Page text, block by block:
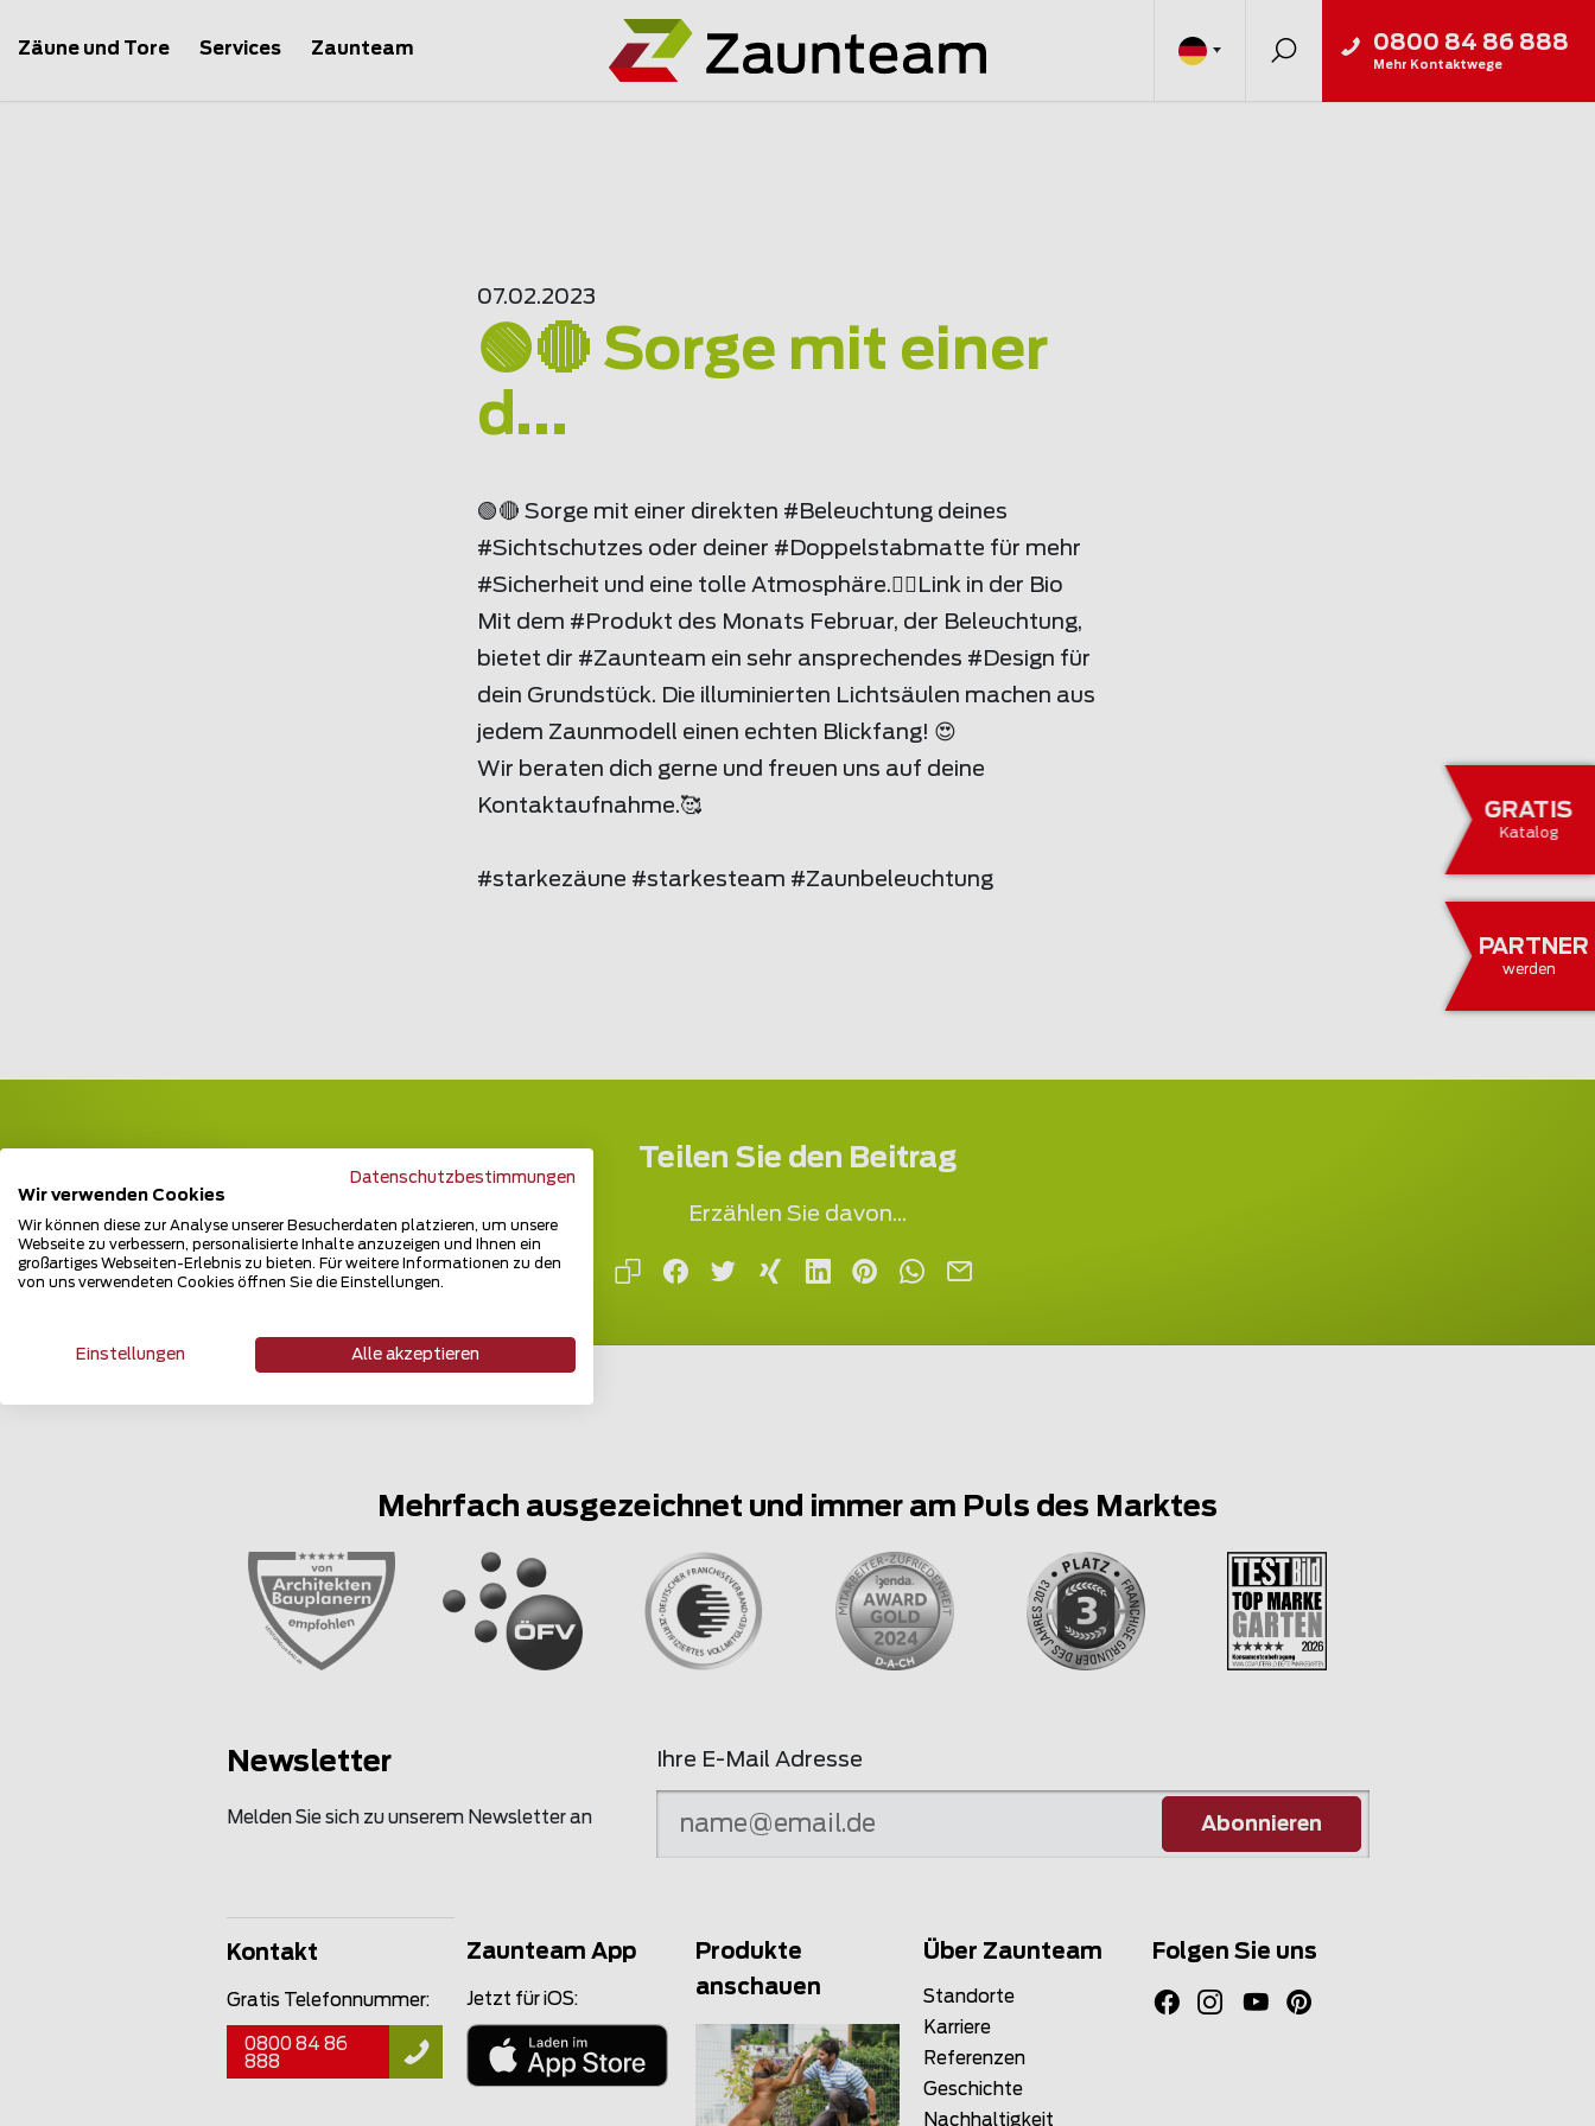
GRATIS
Katalog
PARTNER
werden
Zäune und Tore Services Zaunteam 0800 84 86 888
Mehr Kontaktwege
07.02.2023
🟢🔴 Sorge mit einer
d...
🟢🔴 Sorge mit einer direkten #Beleuchtung deines
#Sichtschutzes oder deiner #Doppelstabmatte für mehr
#Sicherheit und eine tolle Atmosphäre.👉🏼Link in der Bio
Mit dem #Produkt des Monats Februar, der Beleuchtung,
bietet dir #Zaunteam ein sehr ansprechendes #Design für
dein Grundstück. Die illuminierten Lichtsäulen machen aus
jedem Zaunmodell einen echten Blickfang! 😍
Wir beraten dich gerne und freuen uns auf deine
Kontaktaufnahme.🥰
#starkezäune #starkesteam #Zaunbeleuchtung
Teilen Sie den Beitrag
Erzählen Sie davon...
Mehrfach ausgezeichnet und immer am Puls des Marktes
Newsletter
Melden Sie sich zu unserem Newsletter an
Ihre E-Mail Adresse
Abonnieren
Kontakt
Gratis Telefonnummer:
0800 84 86
888
Zaunteam App
Jetzt für iOS:
Produkte
anschauen
Über Zaunteam
Standorte
Karriere
Referenzen
Geschichte
Nachhaltigkeit
Folgen Sie uns
Datenschutzbestimmungen
Wir verwenden Cookies
Wir können diese zur Analyse unserer Besucherdaten platzieren, um unsere
Webseite zu verbessern, personalisierte Inhalte anzuzeigen und Ihnen ein
großartiges Webseiten-Erlebnis zu bieten. Für weitere Informationen zu den
von uns verwendeten Cookies öffnen Sie die Einstellungen.
Einstellungen Alle akzeptieren